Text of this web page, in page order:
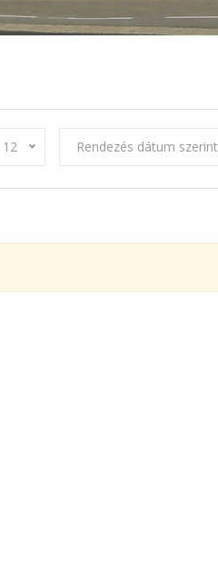
12 Rendezés dátum szerint